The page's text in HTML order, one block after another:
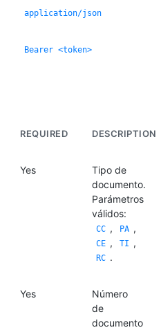
application/json
Bearer <token>
REQUIRED DESCRIPTION
Yes
Tipo de
documento.
Parámetros
válidos:
CC , PA ,
CE , TI ,
RC .
Yes
Número
de
documento